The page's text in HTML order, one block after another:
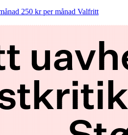
250 kr per månad Valfritt